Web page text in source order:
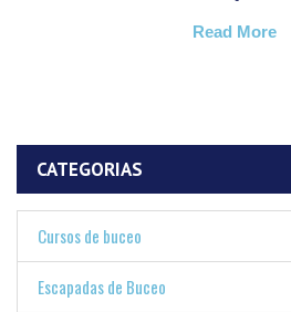
CATEGORIAS
Cursos de buceo
Escapadas de Buceo